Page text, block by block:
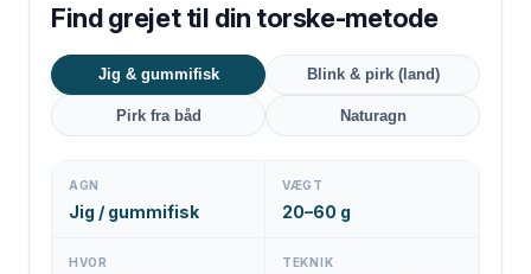
Find grejet til din torske-metode
Jig & gummifisk Blink & pirk (land)
Pirk fra båd Naturagn
AGN
Jig / gummifisk
VÆGT
20–60 g
HVOR TEKNIK